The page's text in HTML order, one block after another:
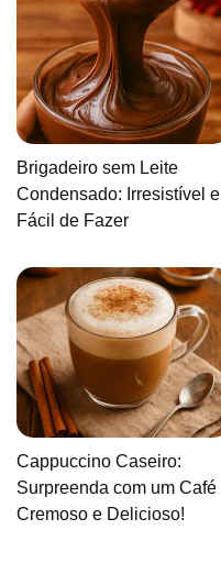
Brigadeiro sem Leite
Condensado: Irresistível e
Fácil de Fazer
Cappuccino Caseiro:
Surpreenda com um Café
Cremoso e Delicioso!